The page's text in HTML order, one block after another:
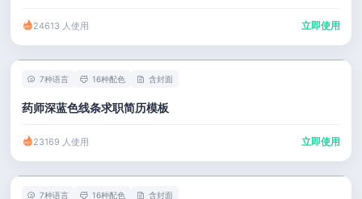
24613 人使用 立即使用
7种语言 16种配色 含封面
药师深蓝色线条求职简历模板
23169 人使用 立即使用
7种语言 16种配色 含封面